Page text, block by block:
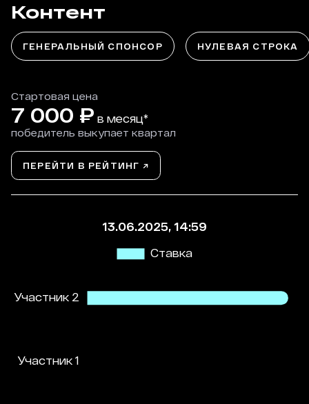
Контент
ГЕНЕРАЛЬНЫЙ СПОНСОР НУЛЕВАЯ СТРОКА
Стартовая цена
7 000 ₽ в месяц*
победитель выкупает квартал
ПЕРЕЙТИ В РЕЙТИНГ ↗